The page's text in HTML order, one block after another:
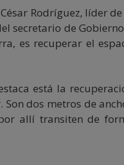
Rodríguez, líder
de
es recuperar el
está la
dos metros de
allí transiten de